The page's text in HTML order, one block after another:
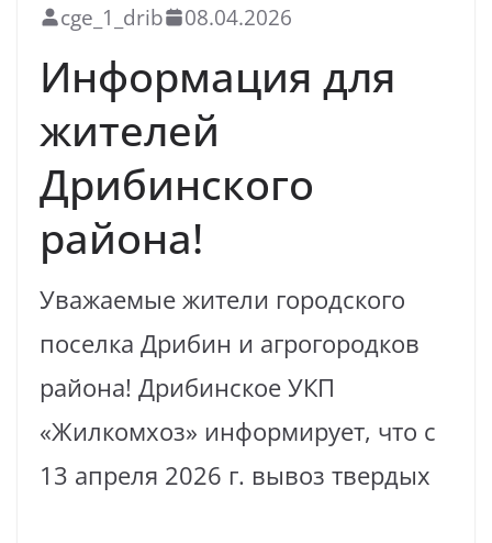
cge_1_drib 08.04.2026
Информация для
жителей
Дрибинского
района!
Уважаемые жители городского
поселка Дрибин и агрогородков
района! Дрибинское УКП
«Жилкомхоз» информирует, что с
13 апреля 2026 г. вывоз твердых